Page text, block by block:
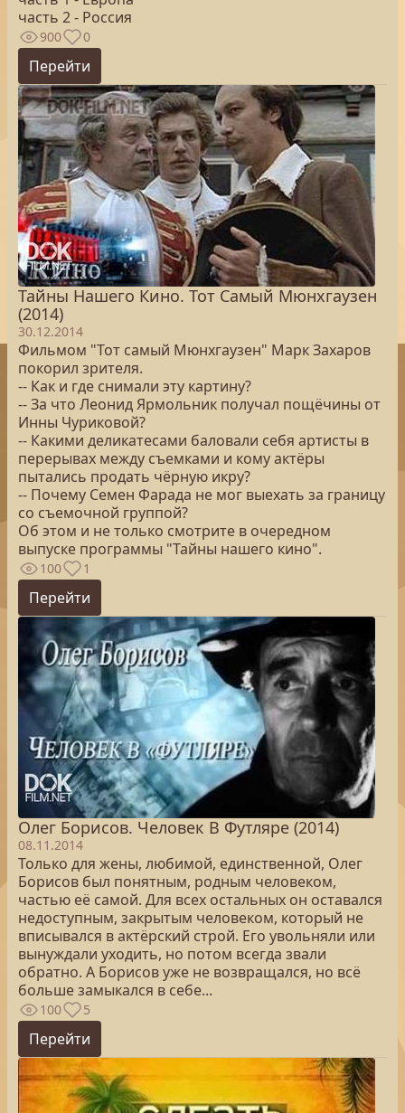
часть 2 - Россия
900 0
Перейти
Тайны Нашего Кино. Тот Самый Мюнхгаузен
(2014)
30.12.2014
Фильмом "Тот самый Мюнхгаузен" Марк Захаров
покорил зрителя.
-- Как и где снимали эту картину?
-- За что Леонид Ярмольник получал пощёчины от
Инны Чуриковой?
-- Какими деликатесами баловали себя артисты в
перерывах между съемками и кому актёры
пытались продать чёрную икру?
-- Почему Семен Фарада не мог выехать за границу
со съемочной группой?
Об этом и не только смотрите в очередном
выпуске программы "Тайны нашего кино".
100 1
Перейти
Олег Борисов. Человек В Футляре (2014)
08.11.2014
Только для жены, любимой, единственной, Олег
Борисов был понятным, родным человеком,
частью её самой. Для всех остальных он оставался
недоступным, закрытым человеком, который не
вписывался в актёрский строй. Его увольняли или
вынуждали уходить, но потом всегда звали
обратно. А Борисов уже не возвращался, но всё
больше замыкался в себе...
100 5
Перейти